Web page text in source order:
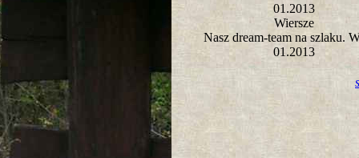
01.2013
Wiersze
Nasz dream-team na szlaku.
01.2013